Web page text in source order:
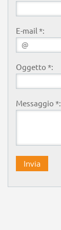
E-mail *:
Oggetto *:
Messaggio *: